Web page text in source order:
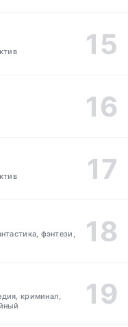
фэнтези,
криминал,